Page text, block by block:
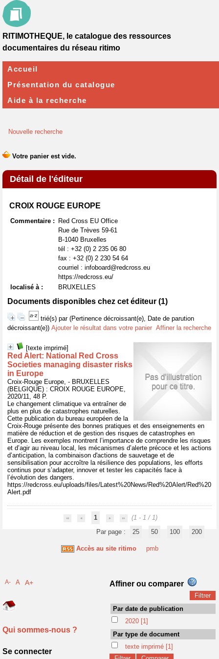
Nouvelle recherche
Détail de l'éditeur
CROIX ROUGE EUROPE
Commentaire :
Red Cross EU Office
Rue de Trèves 59-61
B-1040 Bruxelles
tél : +32 (0) 2 235 06 80
fax : +32 (0) 2 230 54 64
courriel : infoboard@redcross.eu
https://redcross.eu/
localisé à :
BRUXELLES
Documents disponibles chez cet éditeur (1)
trié(s) par (Pertinence décroissant(e), Date de parution
décroissant(e)) Ajouter le résultat dans votre panier Affiner la recherche
[texte imprimé]
Red Alert: National Red Cross
Societies managing disaster risks
in Europe
Croix-Rouge Europe, - BRUXELLES
(BELGIQUE) : CROIX ROUGE EUROPE,
2020/11, 48 P.
Le changement climatique va entraîner de
plus en plus de catastrophes naturelles.
Cette publication du bureau européen de la
Croix-Rouge présente des bonnes pratiques et des enseignements en
matière de réduction et de gestion des risques de catastrophes en
Europe. Les exemples montrent l’importance de comprendre les risques
et d’agir au niveau local, les mécanismes d’alerte précoce et les actions
d’anticipation, la combinaison d'actions de sauvetage et de
sensibilisation pour accroître la résilience des populations, les efforts
continus pour s’adapter, innover et tester les capacités face à
l’évolution des dangers.
https://redcross.eu/uploads/files/Latest%20News/Red%20Alert/Red%20
Alert.pdf
1
(1 - 1 / 1)
Par page :
25 50 100 200
Accès au site ritimo pmb
RITIMOTHEQUE, le catalogue des ressources
documentaires du réseau ritimo
Accueil
Présentation du catalogue
Aide à la recherche
A- A A+
Qui sommes-nous ?
Se connecter
Affiner ou comparer
Par date de publication
2020 [1]
Par type de document
texte imprimé [1]